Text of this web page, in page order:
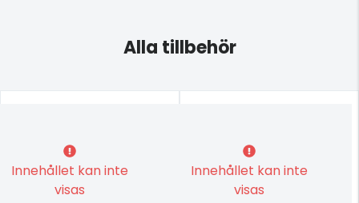
Alla tillbehör
Innehållet kan inte
visas
Innehållet kan inte
visas